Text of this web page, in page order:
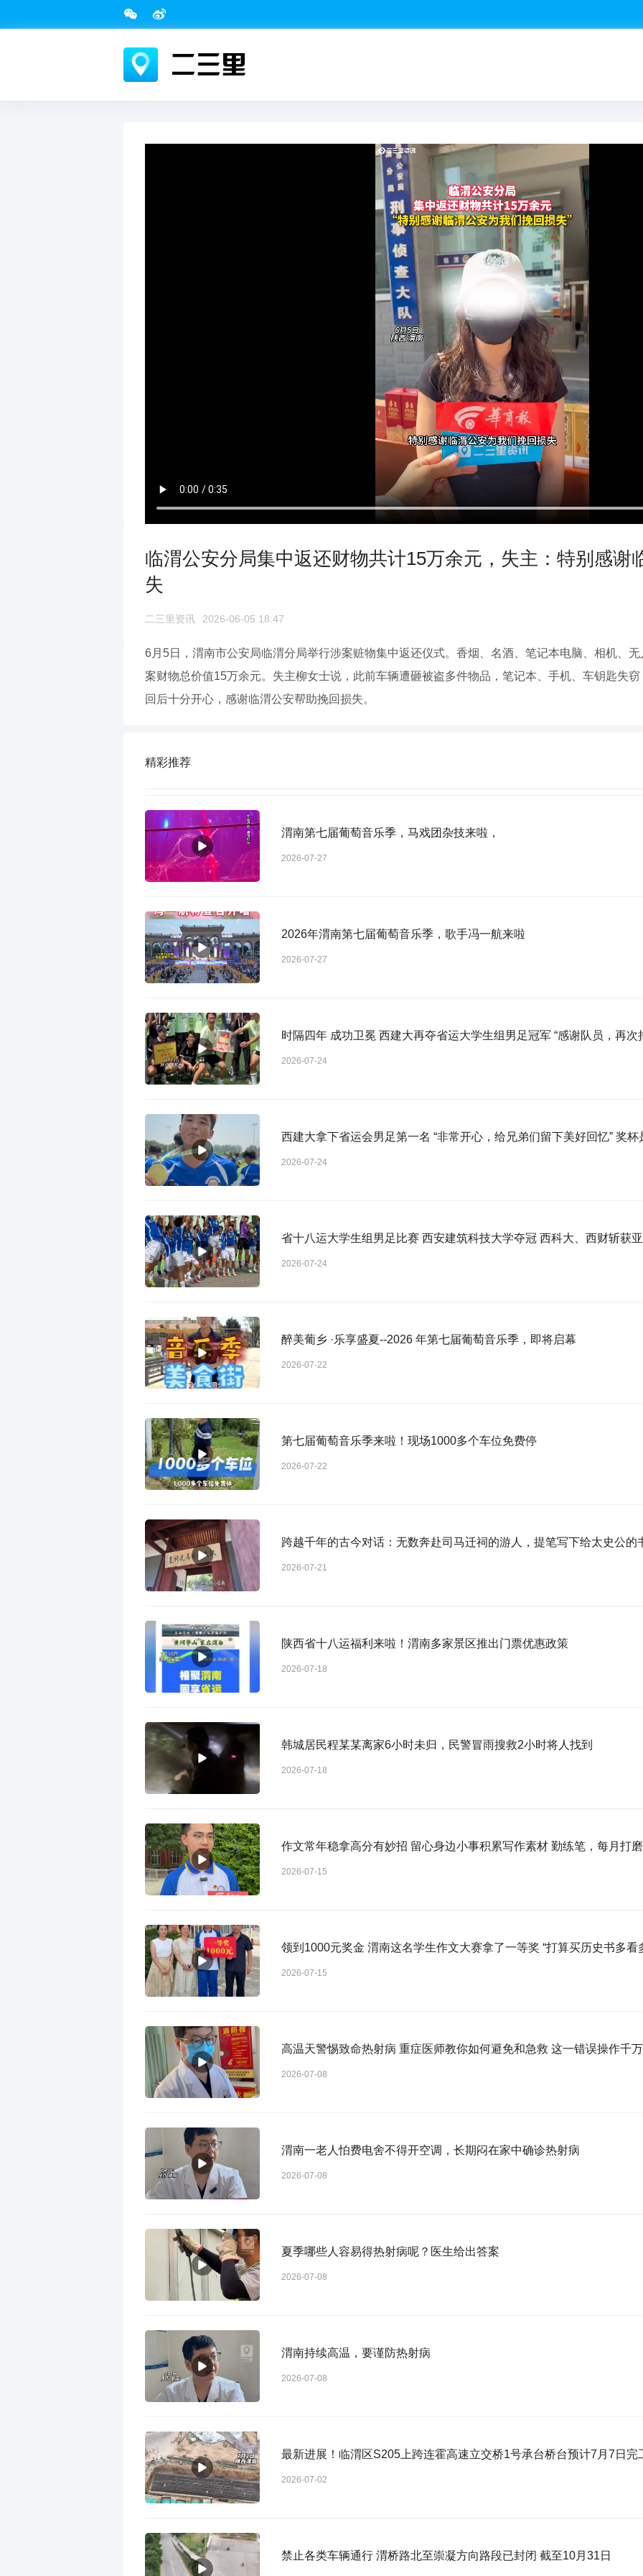
临渭公安分局集中返还财物共计15万余元，失主：特别感谢
失
二三里资讯 2026-06-05 18:47
6月5日，渭南市公安局临渭分局举行涉案赃物集中返还仪式。香烟、名酒、笔记本电脑、相机、
案财物总价值15万余元。失主柳女士说，此前车辆遭砸被盗多件物品，笔记本、手机、车钥匙失
回后十分开心，感谢临渭公安帮助挽回损失。
精彩推荐
渭南第七届葡萄音乐季，马戏团杂技来啦，
2026-07-27
2026年渭南第七届葡萄音乐季，歌手冯一航来啦
2026-07-27
时隔四年 成功卫冕 西建大再夺省运大学生组男足冠军 “感谢队员，再次
2026-07-24
西建大拿下省运会男足第一名 “非常开心，给兄弟们留下美好回忆” 奖
2026-07-24
省十八运大学生组男足比赛 西安建筑科技大学夺冠 西科大、西财斩获
2026-07-24
醉美葡乡 ·乐享盛夏--2026 年第七届葡萄音乐季，即将启幕
2026-07-22
第七届葡萄音乐季来啦！现场1000多个车位免费停
2026-07-22
跨越千年的古今对话：无数奔赴司马迁祠的游人，提笔写下给太史公的
2026-07-21
陕西省十八运福利来啦！渭南多家景区推出门票优惠政策
2026-07-18
韩城居民程某某离家6小时未归，民警冒雨搜救2小时将人找到
2026-07-18
作文常年稳拿高分有妙招 留心身边小事积累写作素材 勤练笔，每月打
2026-07-15
领到1000元奖金 渭南这名学生作文大赛拿了一等奖 “打算买历史书多看
2026-07-15
高温天警惕致命热射病 重症医师教你如何避免和急救 这一错误操作千
2026-07-08
渭南一老人怕费电舍不得开空调，长期闷在家中确诊热射病
2026-07-08
夏季哪些人容易得热射病呢？医生给出答案
2026-07-08
渭南持续高温，要谨防热射病
2026-07-08
最新进展！临渭区S205上跨连霍高速立交桥1号承台桥台预计7月7日完
2026-07-02
禁止各类车辆通行 渭桥路北至崇凝方向路段已封闭 截至10月31日